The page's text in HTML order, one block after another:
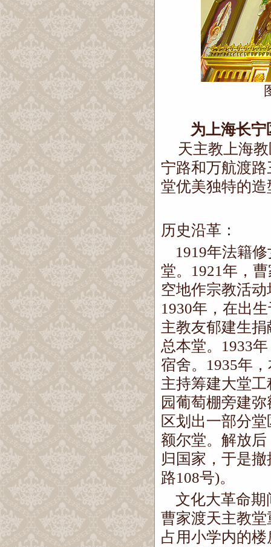
为上海长
天主教上海
宁路和万航渡
堂优美独特的
历史沿革：
1919年法籍
堂。 1921年，
空地作宗教活
1930年，在出
主教友郁建生
总本堂。 1933
宿舍。 1935年
主持筹建大堂
园葡萄棚旁建
区划出一部分
额尔堂。解放
归国家，于是
路108号)。
文化大革命
曹家渡天主教
占用小学内的